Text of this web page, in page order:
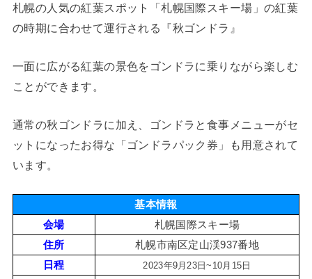
札幌の人気の紅葉スポット「札幌国際スキー場」の紅葉
の時期に合わせて運行される『秋ゴンドラ』
一面に広がる紅葉の景色をゴンドラに乗りながら楽しむ
ことができます。
通常の秋ゴンドラに加え、ゴンドラと食事メニューがセ
ットになったお得な「ゴンドラパック券」も用意されて
います。
基本情報
会場
札幌国際スキー場
住所
札幌市南区定山渓937番地
日程
2023年9月23日~10月15日